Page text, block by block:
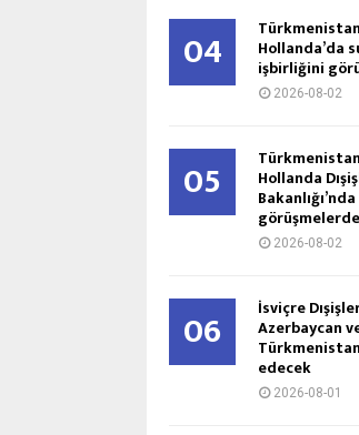
04 Hollanda’da
işbirliğini
2026-08-02
05 Hollanda
Bakanlığı’nda
2026-08-02
06 İsviçre
Azerbaycan
edecek
2026-08-01